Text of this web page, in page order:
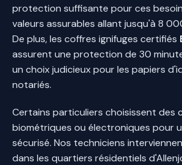
protection suffisante pour ces
valeurs assurables allant jusqu'à 8
De plus, les coffres ignifuges certifiés
assurent une protection de 30
un choix judicieux pour les papiers
notariés.
Certains particuliers choisissent des
biométriques ou électroniques pour
sécurisé. Nos techniciens
dans les quartiers résidentiels